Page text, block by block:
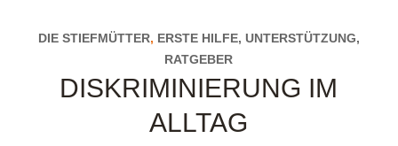
DIE STIEFMÜTTER, ERSTE HILFE, UNTERSTÜTZUNG,
RATGEBER
DISKRIMINIERUNG IM
ALLTAG